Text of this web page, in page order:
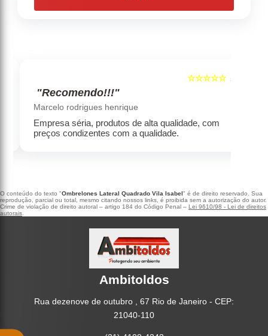
5
☆☆☆☆☆
"Recomendo!!!"
Marcelo rodrigues henrique
Empresa séria, produtos de alta qualidade, com
preços condizentes com a qualidade.
O conteúdo do texto "Ombrelones Lateral Quadrado Vila Isabel" é de direito reservado. Sua
reprodução, parcial ou total, mesmo citando nossos links, é proibida sem a autorização do autor.
Crime de violação de direito autoral – artigo 184 do Código Penal – Lei 9610/98 - Lei de direitos
autorais
Ambitoldos
Rua dezenove de outubro , 67 Rio de Janeiro - CEP:
21040-110